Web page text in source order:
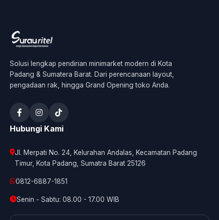
Solusi lengkap pendirian minimarket modern di Kota
Padang & Sumatera Barat. Dari perencanaan layout,
pengadaan rak, hingga Grand Opening toko Anda.
Hubungi Kami
Jl. Merpati No. 24, Kelurahan Andalas, Kecamatan Padang
Timur, Kota Padang, Sumatra Barat 25126
0812-6887-1851
Senin - Sabtu: 08.00 - 17.00 WIB